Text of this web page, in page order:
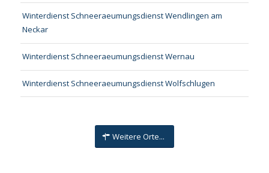
Winterdienst Schneeraeumungsdienst Wendlingen am
Neckar
Winterdienst Schneeraeumungsdienst Wernau
Winterdienst Schneeraeumungsdienst Wolfschlugen
Weitere Orte...